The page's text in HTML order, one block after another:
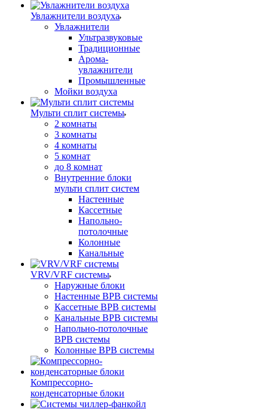
Увлажнители воздуха
Увлажнители
Ультразвуковые
Традиционные
Арома-
увлажнители
Промышленные
Мойки воздуха
Мульти сплит системы
2 комнаты
3 комнаты
4 комнаты
5 комнат
до 8 комнат
Внутренние блоки
мульти сплит систем
Настенные
Кассетные
Напольно-
потолочные
Колонные
Канальные
VRV/VRF системы
Наружные блоки
Настенные ВРВ системы
Кассетные ВРВ системы
Канальные ВРВ системы
Напольно-потолочные
ВРВ системы
Колонные ВРВ системы
Компрессорно-
конденсаторные блоки